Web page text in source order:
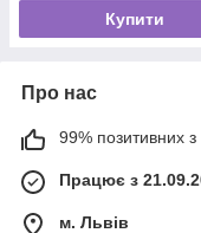
Купити
Про нас
99% позитивних з
Працює з
м. Львів